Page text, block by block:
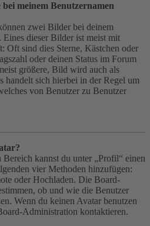
meinem Benutzernamen
zwei Bilder bei deinem
Eines dieser Bilder ist meist mit
Oft sind dies Sterne, Kästchen oder
oder deinen Status im Forum
größere, Bild wird auch als
handelt sich hierbei in der Regel um
von Benutzer zu Benutzer
Bereich kannst du unter „Profil“ einen
vier Methoden hinzufügen:
oder Hochladen. Die Board-
ob und wie die Benutzer
Wenn du keinen Avatar benutzen
Administration kontaktieren.